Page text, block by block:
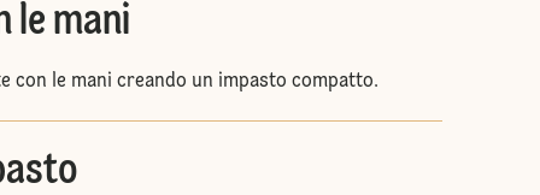
le mani
con le mani creando un impasto compatto.